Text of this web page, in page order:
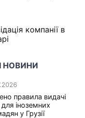
компанії в
НОВИНИ
правила видачі
іноземних
у Грузії